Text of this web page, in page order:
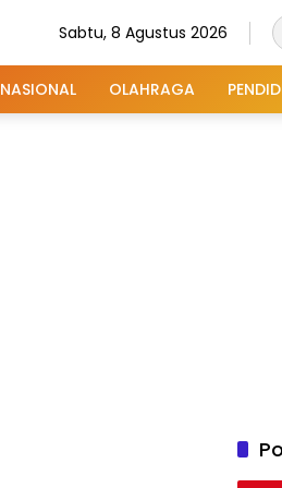
Sabtu, 8 Agustus 2026
NASIONAL OLAHRAGA